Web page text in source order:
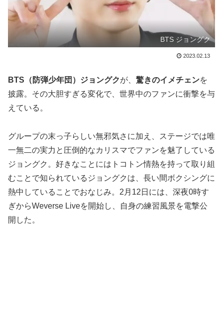
BTS ジョングク
2023.02.13
BTS（防弾少年団）ジョングクが、 驚きのイメチェンを
披露。その大胆すぎる変化で、世界中のファンに衝撃を与
えている。
グループの末っ子らしい無邪気さに加え、ステージでは唯
一無二の実力と圧倒的なカリスマでファンを魅了している
ジョングク。好きなことにはトコトン情熱を持って取り組
むことで知られているジョングクは、長い間ボクシングに
熱中していることでおなじみ。2月12日には、深夜0時す
ぎからWeverse Liveを開始し、自身の練習風景を電撃公
開した。